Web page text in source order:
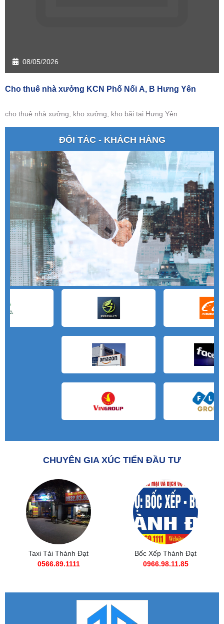
08/05/2026
Cho thuê nhà xưởng KCN Phố Nối A, B Hưng Yên
cho thuê nhà xưởng, kho xưởng, kho bãi tại Hưng Yên
ĐỐI TÁC - KHÁCH HÀNG
CHUYÊN GIA XÚC TIẾN ĐẦU TƯ
Taxi Tải Thành Đạt
0566.89.1111
Bốc Xếp Thành Đạt
0966.98.11.85